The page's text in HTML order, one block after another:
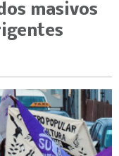
masivos